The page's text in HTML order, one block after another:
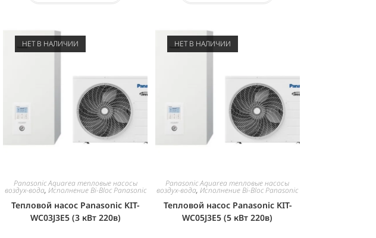
НЕТ В НАЛИЧИИ
Panasonic Aquarea тепловые насосы
воздух-вода, Исполнение Bi-Bloc Panasonic
Тепловой насос Panasonic KIT-
WC03J3E5 (3 кВт 220в)
НЕТ В НАЛИЧИИ
Panasonic Aquarea тепловые насосы
воздух-вода,Исполнение Bi-Bloc Panasonic
Тепловой насос Panasonic KIT-
WC05J3E5 (5 кВт 220в)